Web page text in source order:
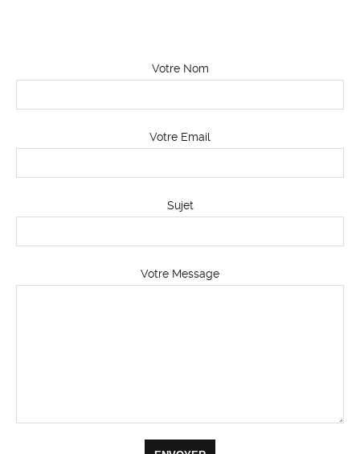
Votre Nom
Votre Email
Sujet
Votre Message